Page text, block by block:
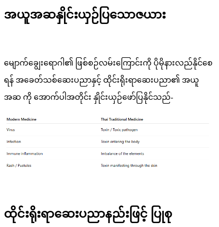
အယူအဆနှိုင်းယှဉ်ပြသောဇယား
မျောက်ချွေးရောဂါ၏ ဖြစ်စဉ်လမ်းကြောင်းကို ပိုမိုနားလည်နိုင်စေ
ရန် အခေတ်သစ်ဆေးပညာနှင့် ထိုင်းရိုးရာဆေးပညာ၏ အယူ
အဆ ကို အောက်ပါအတိုင်း နှိုင်းယှဉ်ဖော်ပြနိုင်သည်-
ထိုင်းရိုးရာဆေးပညာနည်းဖြင့် ပြုစု